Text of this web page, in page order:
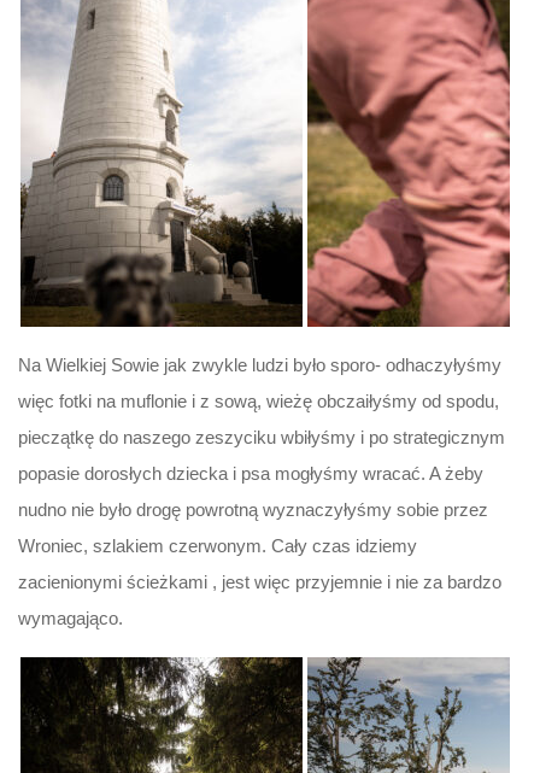
Na Wielkiej Sowie jak zwykle ludzi było sporo- odhaczyłyśmy
więc fotki na muflonie i z sową, wieżę obczaiłyśmy od spodu,
pieczątkę do naszego zeszyciku wbiłyśmy i po strategicznym
popasie dorosłych dziecka i psa mogłyśmy wracać. A żeby
nudno nie było drogę powrotną wyznaczyłyśmy sobie przez
Wroniec, szlakiem czerwonym. Cały czas idziemy
zacienionymi ścieżkami , jest więc przyjemnie i nie za bardzo
wymagająco.